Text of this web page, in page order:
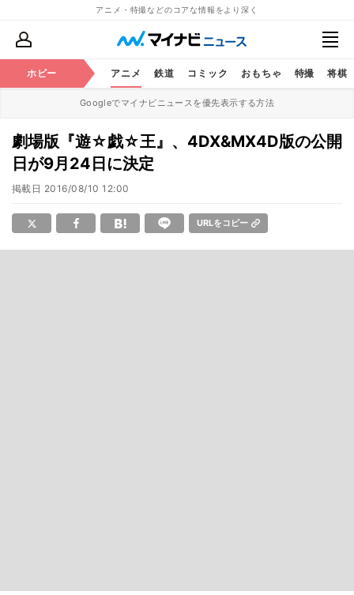
アニメ・特撮などのコアな情報をより深く
ホビー アニメ 鉄道 コミック おもちゃ 特撮 将棋
Googleでマイナビニュースを優先表示する方法
劇場版『遊☆戯☆王』、4DX&MX4D版の公開
日が9月24日に決定
掲載日 2016/08/10 12:00
URLをコピー